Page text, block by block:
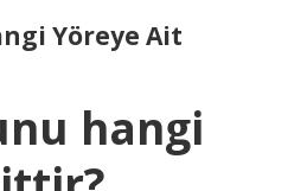
Yöreye Ait
hangi